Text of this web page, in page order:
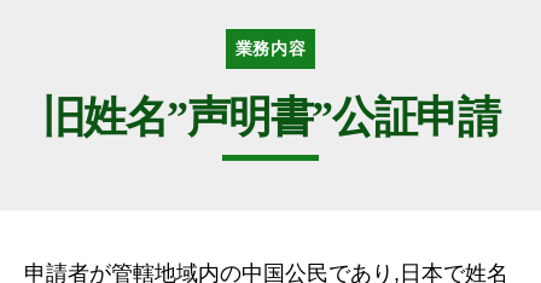
人
華
カ
テ
ゴ
リ
ー
業務内容
旧姓名”声明書”公証申請
申請者が管轄地域内の中国公民であり,日本で姓名